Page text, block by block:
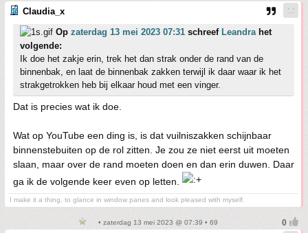
Claudia_x
Op zaterdag 13 mei 2023 07:31 schreef Leandra het
volgende:
Ik doe het zakje erin, trek het dan strak onder de rand van de
binnenbak, en laat de binnenbak zakken terwijl ik daar waar ik het
strakgetrokken heb bij elkaar houd met een vinger.
Dat is precies wat ik doe.
Wat op YouTube een ding is, is dat vuilniszakken schijnbaar
binnenstebuiten op de rol zitten. Je zou ze niet eerst uit moeten
slaan, maar over de rand moeten doen en dan erin duwen. Daar
ga ik de volgende keer even op letten.
I make it a thing, to glance in window panes and look pleased with myself.
• zaterdag 13 mei 2023 @ 07:39 • 69